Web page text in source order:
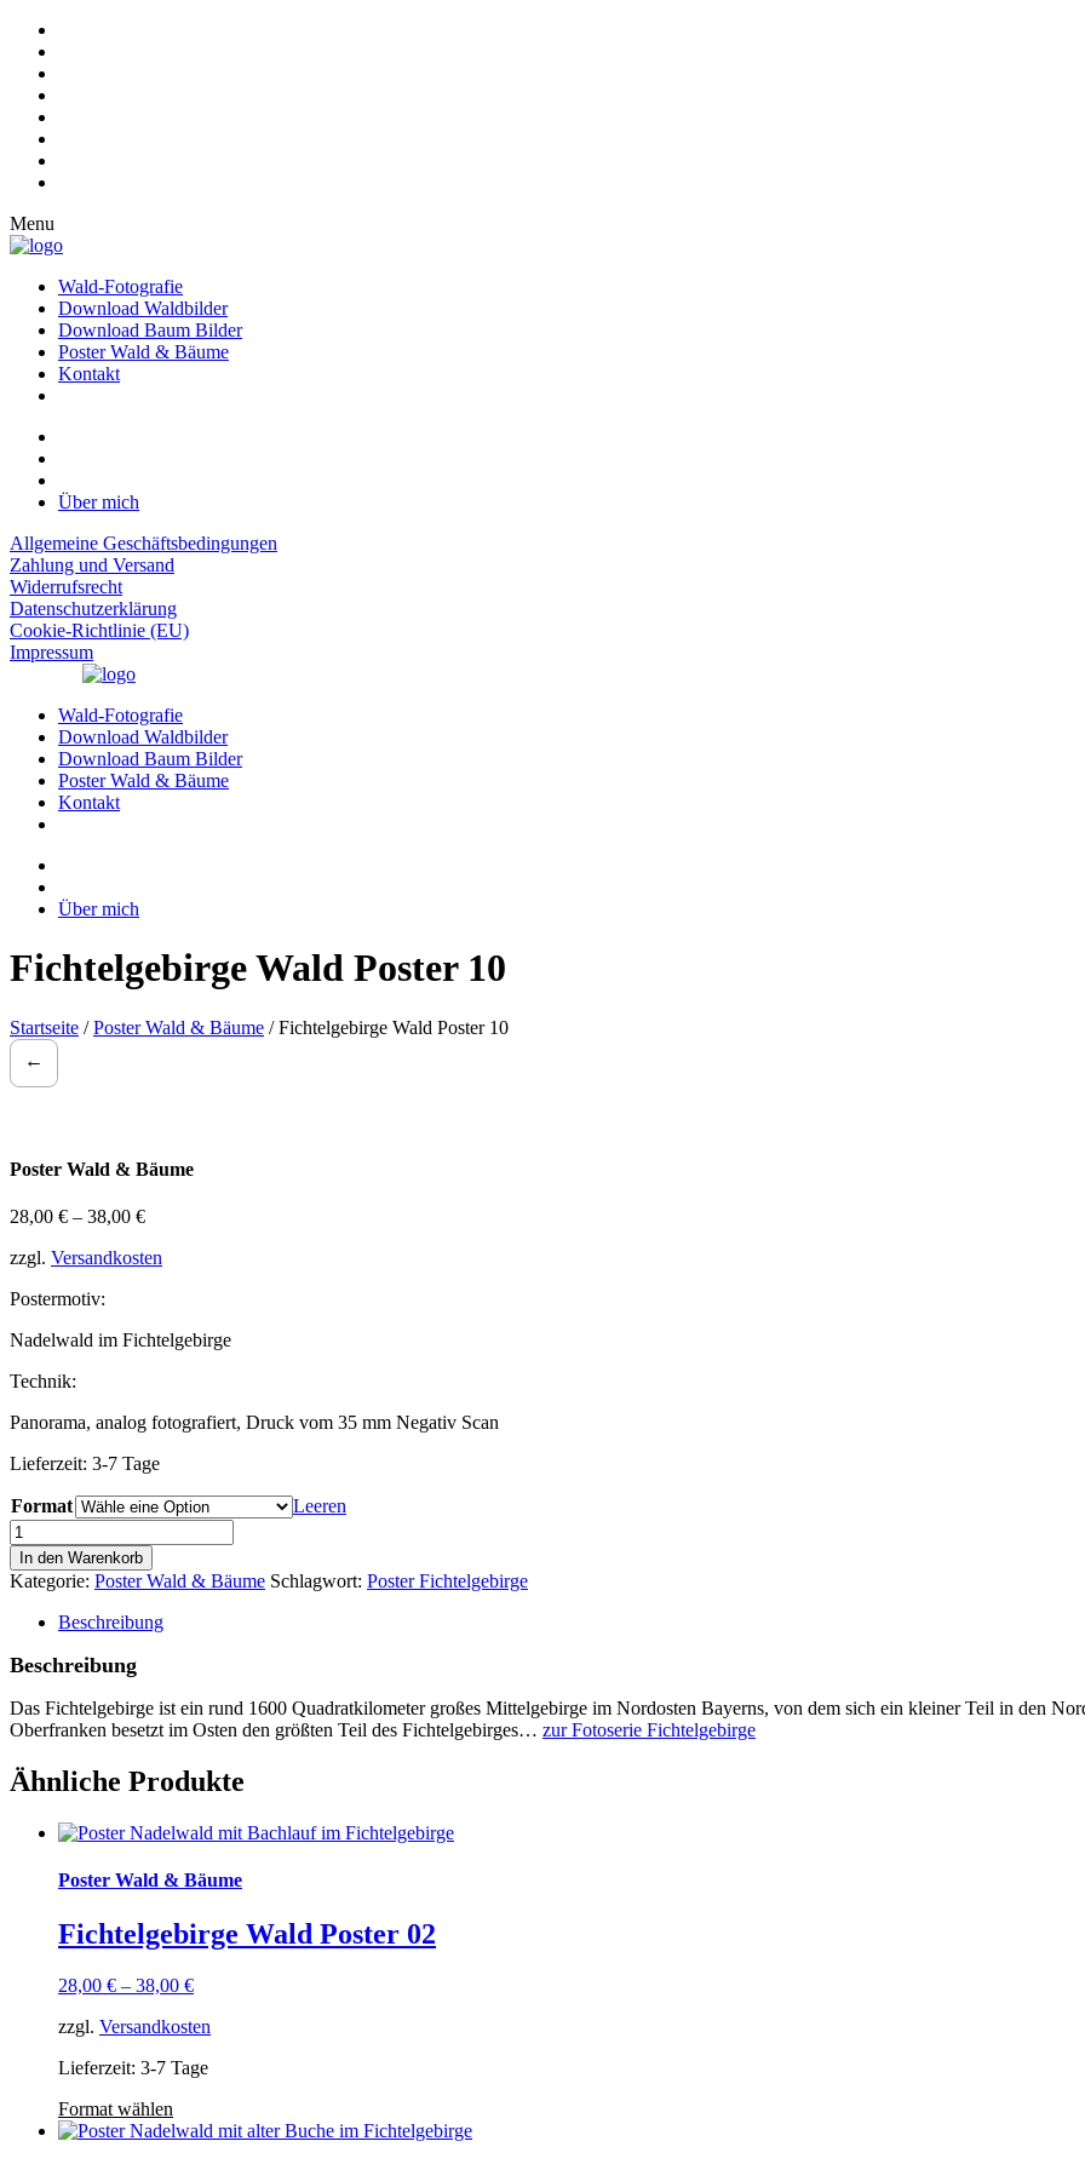
Menu
Wald-Fotografie
Download Waldbilder
Download Baum Bilder
Poster Wald & Bäume
Kontakt
Über mich
Allgemeine Geschäftsbedingungen
Zahlung und Versand
Widerrufsrecht
Datenschutzerklärung
Cookie-Richtlinie (EU)
Impressum
Wald-Fotografie
Download Waldbilder
Download Baum Bilder
Poster Wald & Bäume
Kontakt
Über mich
Fichtelgebirge Wald Poster 10
Startseite /Poster Wald & Bäume / Fichtelgebirge Wald Poster 10
←
Poster Wald & Bäume
28,00 € – 38,00 €
zzgl. Versandkosten
Postermotiv:
Nadelwald im Fichtelgebirge
Technik:
Panorama, analog fotografiert, Druck vom 35 mm Negativ Scan
Lieferzeit: 3-7 Tage
Format
Leeren
Fichtelgebirge
Wald
Poster
10
Menge
In den Warenkorb
Kategorie: Poster Wald & Bäume Schlagwort: Poster Fichtelgebirge
Beschreibung
Beschreibung
Das Fichtelgebirge ist ein rund 1600 Quadratkilometer großes Mittelgebirge im Nordosten Bayerns, von dem sich ein kleiner Teil in den
Oberfranken besetzt im Osten den größten Teil des Fichtelgebirges… zur Fotoserie Fichtelgebirge
Ähnliche Produkte
Poster Wald & Bäume
Fichtelgebirge Wald Poster 02
28,00 € – 38,00 €
zzgl. Versandkosten
Lieferzeit: 3-7 Tage
Format wählen